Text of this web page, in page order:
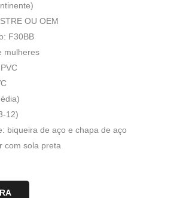
OU OEM
F30BB
mulheres
12)
biqueira de aço e chapa de aço
com sola preta